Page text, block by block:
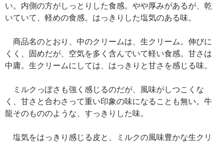
い。内側の方がしっとりした食感。やや厚みがあるが、乾
いていて、軽めの食感。はっきりした塩気のある味。
商品名のとおり、中のクリームは、生クリーム。伸びに
くく、固めだが、空気を多く含んでいて軽い食感。甘さは
中庸。生クリームにしては、はっきりと甘さを感じる味。
ミルクっぽさも強く感じるのだが、風味がしつこくな
く、甘さと合わさって重い印象の味になることも無い。牛
龍そのもののような、すっきりした味。
塩気をはっきり感じる皮と、ミルクの風味豊かな生クリ